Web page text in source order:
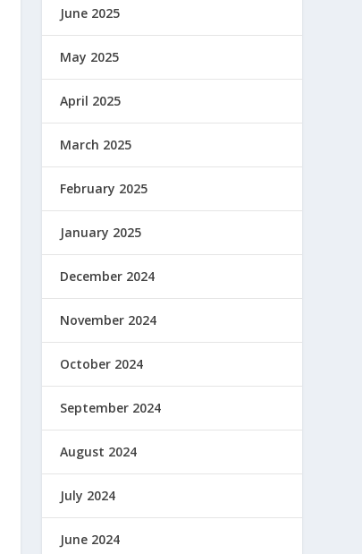
June 2025
May 2025
April 2025
March 2025
February 2025
January 2025
December 2024
November 2024
October 2024
September 2024
August 2024
July 2024
June 2024